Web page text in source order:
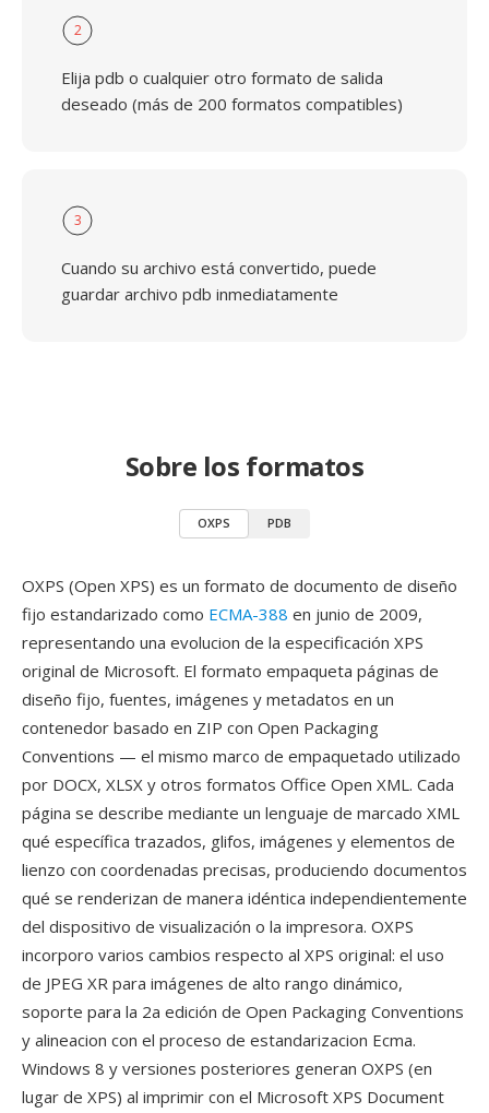
2
Elija pdb o cualquier otro formato de salida
deseado (más de 200 formatos compatibles)
3
Cuando su archivo está convertido, puede
guardar archivo pdb inmediatamente
Sobre los formatos
OXPS PDB
OXPS (Open XPS) es un formato de documento de diseño
fijo estandarizado como ECMA-388 en junio de 2009,
representando una evolucion de la especificación XPS
original de Microsoft. El formato empaqueta páginas de
diseño fijo, fuentes, imágenes y metadatos en un
contenedor basado en ZIP con Open Packaging
Conventions — el mismo marco de empaquetado utilizado
por DOCX, XLSX y otros formatos Office Open XML. Cada
página se describe mediante un lenguaje de marcado XML
qué específica trazados, glifos, imágenes y elementos de
lienzo con coordenadas precisas, produciendo documentos
qué se renderizan de manera idéntica independientemente
del dispositivo de visualización o la impresora. OXPS
incorporo varios cambios respecto al XPS original: el uso
de JPEG XR para imágenes de alto rango dinámico,
soporte para la 2a edición de Open Packaging Conventions
y alineacion con el proceso de estandarizacion Ecma.
Windows 8 y versiones posteriores generan OXPS (en
lugar de XPS) al imprimir con el Microsoft XPS Document